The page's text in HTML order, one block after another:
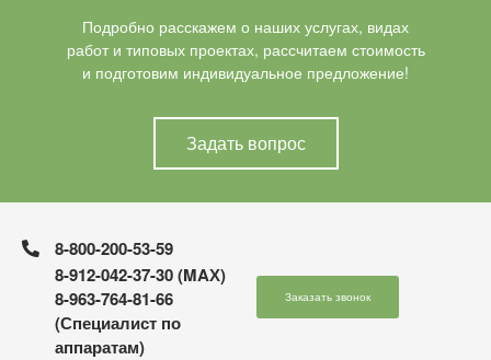
Подробно расскажем о наших услугах, видах
работ и типовых проектах, рассчитаем стоимость
и подготовим индивидуальное предложение!
Задать вопрос
8-800-200-53-59
8-912-042-37-30 (MAХ)
8-963-764-81-66
(Специалист по
аппаратам)
Заказать звонок